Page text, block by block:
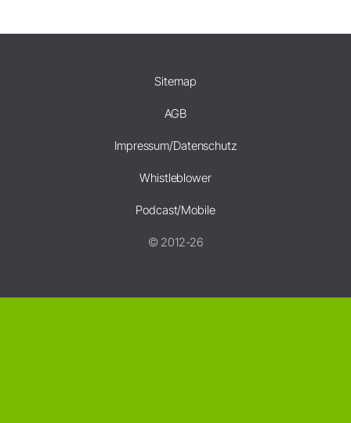
Sitemap
AGB
Impressum/Datenschutz
Whistleblower
Podcast/Mobile
© 2012-26